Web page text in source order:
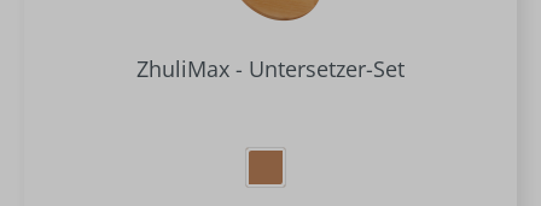
ZhuliMax - Untersetzer-Set